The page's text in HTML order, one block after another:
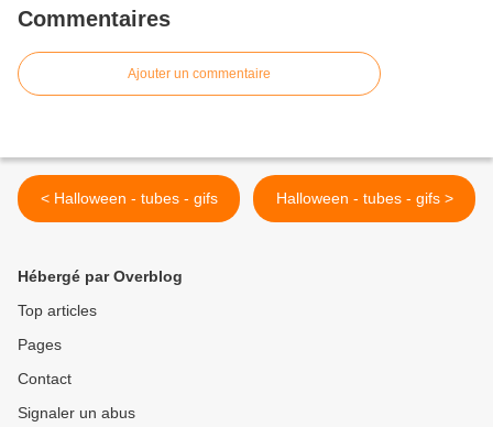
Commentaires
Ajouter un commentaire
< Halloween - tubes - gifs Halloween - tubes - gifs >
Hébergé par Overblog
Top articles
Pages
Contact
Signaler un abus